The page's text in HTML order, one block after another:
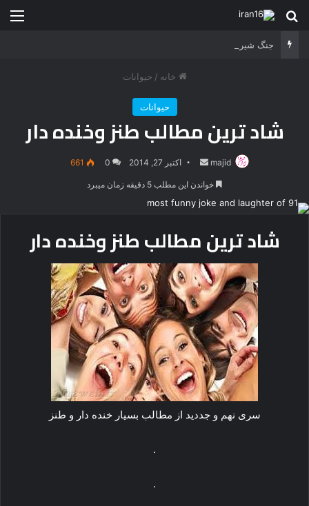
جستجو برای
جنگ شیر درنده مقابل ببر خشمگین
خانه / حیوانات
حیوانات
شاد ترین مطالب طنز وخنده دار
majid
ارسال
ایمیل
اکتبر 27, 2014 0
661
خواندن این مطلب 5 دقیقه زمان میبرد
شاد ترین مطالب طنز وخنده دار
سری نهم و جددید از مطالب بسیار خنده دار و طنز
.
.